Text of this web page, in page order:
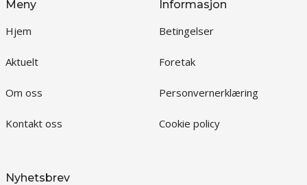
Meny
Hjem
Aktuelt
Om oss
Kontakt oss
Informasjon
Betingelser
Foretak
Personvernerklæring
Cookie policy
Nyhetsbrev